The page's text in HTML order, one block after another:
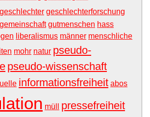
geschlechter geschlechterforschung
gutmenschen hass
liberalismus männer menschliche
mohr natur pseudo-
pseudo-wissenschaft
informationsfreiheit abos
müll
pressefreiheit